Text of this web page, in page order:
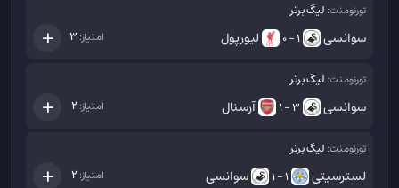
تورنومنت: لیگ برتر
سوانسی 1 - 0 لیورپول امتیاز: 3
تورنومنت: لیگ برتر
سوانسی 3 - 1 آرسنال امتیاز: 2
تورنومنت: لیگ برتر
لسترسیتی 1 - 1 سوانسی امتیاز: 2